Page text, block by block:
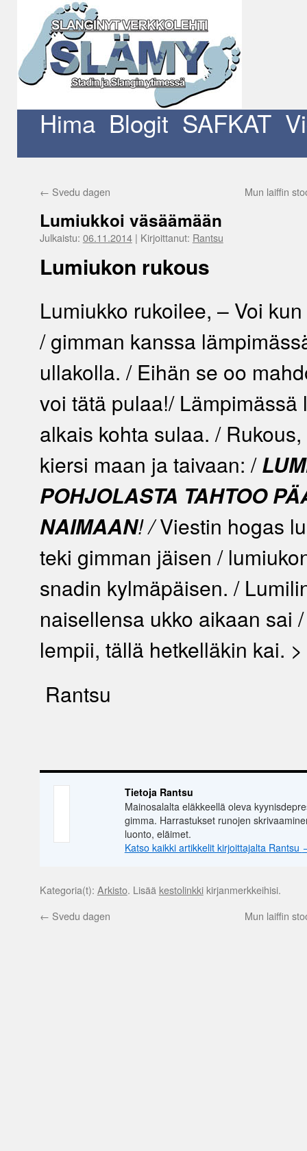
Hima Blogit SAFKAT
← Svedu dagen Mun laiffin
Lumiukkoi väsäämään
Julkaistu: 06.11.2014| Kirjoittanut: Rantsu
Lumiukon rukous
Lumiukko rukoilee, – Voi
/ gimman kanssa
ullakolla. / Eihän se oo
voi tätä pulaa!/ Lämpimässä
alkais kohta sulaa. /
kiersi maan ja taivaan: /
POHJOLASTA TAHTOO
NAIMAAN! /Viestin hogas
teki gimman jäisen /
snadin kylmäpäisen. /
naisellensa ukko aikaan sai
lempii, tällä hetkelläkin kai. >
Rantsu
Tietoja Rantsu
Mainosalalta eläkkeellä oleva
gimma. Harrastukset runojen
luonto, eläimet.
Katso kaikki artikkelit kirjoittajalta Rantsu
Kategoria(t): Arkisto. Lisää kestolinkkikirjanmerkkeihisi.
← Svedu dagen Mun laiffin